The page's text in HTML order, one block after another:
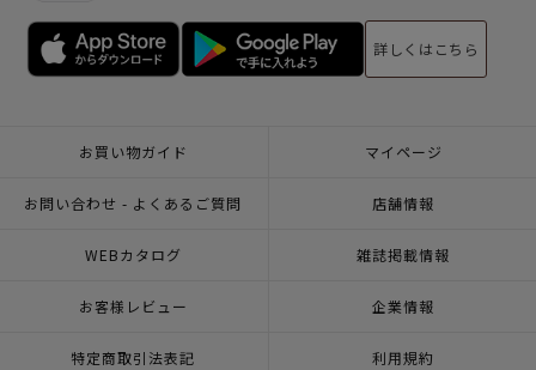
詳しくはこちら
お買い物ガイド マイページ
お問い合わせ - よくあるご質問 店舗情報
WEBカタログ 雑誌掲載情報
お客様レビュー 企業情報
特定商取引法表記 利用規約